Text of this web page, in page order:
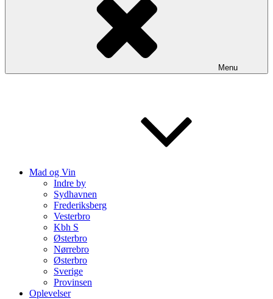
Menu
Mad og Vin
Indre by
Sydhavnen
Frederiksberg
Vesterbro
Kbh S
Østerbro
Nørrebro
Østerbro
Sverige
Provinsen
Oplevelser